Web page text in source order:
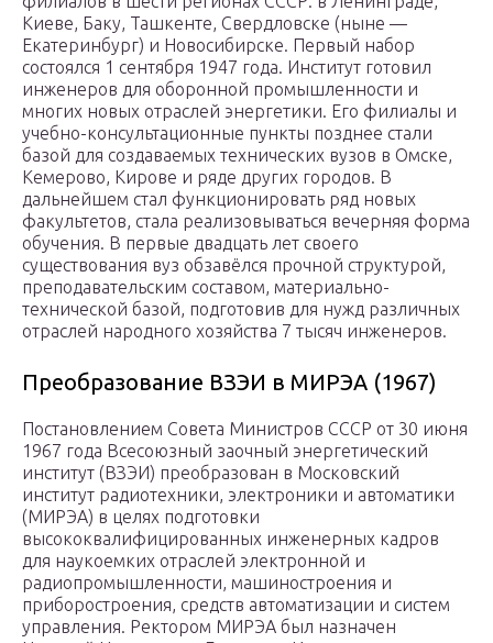
Киеве, Баку, Ташкенте, Свердловске (ныне —
Екатеринбург) и Новосибирске. Первый набор
состоялся 1 сентября 1947 года. Институт готовил
инженеров для оборонной промышленности и
многих новых отраслей энергетики. Его филиалы и
учебно-консультационные пункты позднее стали
базой для создаваемых технических вузов в Омске,
Кемерово, Кирове и ряде других городов. В
дальнейшем стал функционировать ряд новых
факультетов, стала реализовываться вечерняя форма
обучения. В первые двадцать лет своего
существования вуз обзавёлся прочной структурой,
преподавательским составом, материально-
технической базой, подготовив для нужд различных
отраслей народного хозяйства 7 тысяч инженеров.
Преобразование ВЗЭИ в МИРЭА (1967)
Постановлением Совета Министров СССР от 30 июня
1967 года Всесоюзный заочный энергетический
институт (ВЗЭИ) преобразован в Московский
институт радиотехники, электроники и автоматики
(МИРЭА) в целях подготовки
высококвалифицированных инженерных кадров
для наукоемких отраслей электронной и
радиопромышленности, машиностроения и
приборостроения, средств автоматизации и систем
управления. Ректором МИРЭА был назначен